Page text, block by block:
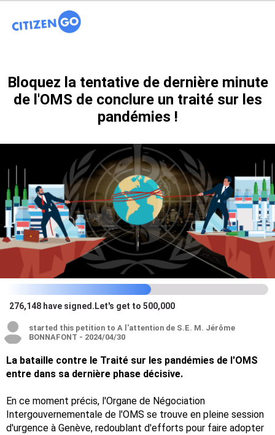
Bloquez la tentative de dernière minute
de l'OMS de conclure un traité sur les
pandémies !
276,148 have signed. Let's get to 500,000
started this petition to A l'attention de S.E. M. Jérôme
BONNAFONT - 2024/04/30
La bataille contre le Traité sur les pandémies de l'OMS
entre dans sa dernière phase décisive.
En ce moment précis, l'Organe de Négociation
Intergouvernementale de l'OMS se trouve en pleine session
d'urgence à Genève, redoublant d'efforts pour faire adopter